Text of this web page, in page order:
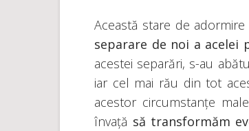
Această stare de
separare de noi a acelei
acestei separări, s-au
iar cel mai rău din tot
acestor circumstanțe
învață să transformăm